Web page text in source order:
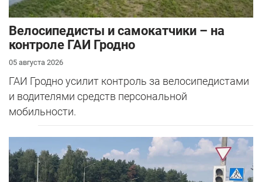
Велосипедисты и самокатчики – на
контроле ГАИ Гродно
05 августа 2026
ГАИ Гродно усилит контроль за велосипедистами
и водителями средств персональной
мобильности.